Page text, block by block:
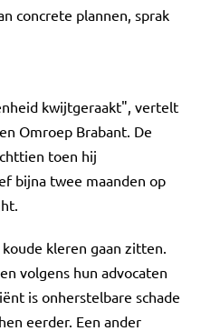
concrete plannen, sprak
kwijtgeraakt", vertelt
Omroep Brabant. De
toen hij
bijna twee maanden op
kleren gaan zitten.
volgens hun advocaten
is onherstelbare schade
eerder. Een ander